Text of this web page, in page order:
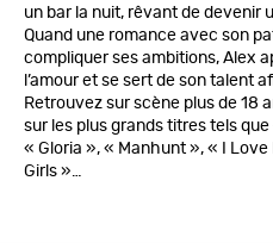
un bar la nuit, rêvant de devenir
Quand une romance avec son
compliquer ses ambitions, Alex
l’amour et se sert de son talent
Retrouvez sur scène plus de 18
sur les plus grands titres tels
« Gloria », « Manhunt », « I Love
Girls »…